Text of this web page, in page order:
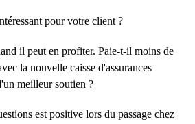
pour votre client ?
il peut en profiter. Paie-t-il moins de
la nouvelle caisse d'assurances
meilleur soutien ?
est positive lors du passage chez